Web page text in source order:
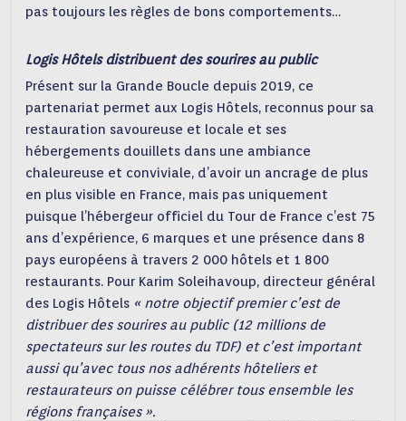
pas toujours les règles de bons comportements…
Logis Hôtels distribuent des sourires au public
Présent sur la Grande Boucle depuis 2019, ce
partenariat permet aux Logis Hôtels, reconnus pour sa
restauration savoureuse et locale et ses
hébergements douillets dans une ambiance
chaleureuse et conviviale, d’avoir un ancrage de plus
en plus visible en France, mais pas uniquement
puisque l’hébergeur officiel du Tour de France c’est 75
ans d’expérience, 6 marques et une présence dans 8
pays européens à travers 2 000 hôtels et 1 800
restaurants. Pour Karim Soleihavoup, directeur général
des Logis Hôtels « notre objectif premier c’est de
distribuer des sourires au public (12 millions de
spectateurs sur les routes du TDF) et c’est important
aussi qu’avec tous nos adhérents hôteliers et
restaurateurs on puisse célébrer tous ensemble les
régions françaises ».